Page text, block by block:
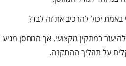
יכול להרכיב את זה לבד?
במתקין מקצועי, אך המחסן מגיע
על תהליך ההתקנה.